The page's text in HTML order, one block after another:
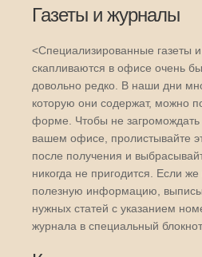
Газеты и журналы
<Специализированные газеты
скапливаются в офисе очень
довольно редко. В наши дни
которую они содержат, можно
форме. Чтобы не загромождать
вашем офисе, пролистывайте
после получения и
никогда не пригодится. Если
полезную информацию,
нужных статей с указанием
журнала в специальный блокнот.